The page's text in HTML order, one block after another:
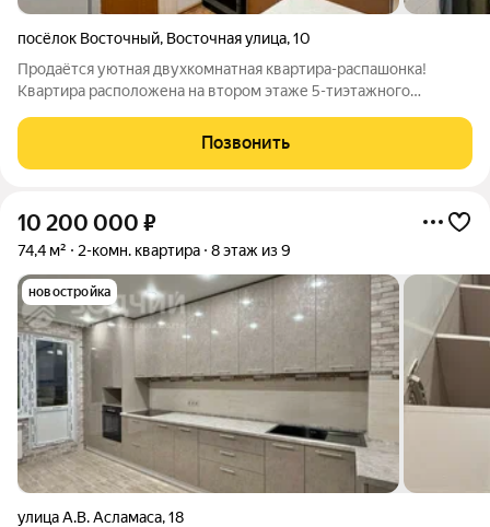
посёлок Восточный, Восточная улица,10
Продаётся уютная двухкомнатная квартира-распашонка!
Квартира расположена на втором этаже 5-тиэтажного
районе города Чебоксары в непосредственной близости от
реки Волга, что, несомненно,
Позвонить
10 200 000 ₽
74,4 м² 2-комн. квартира 8 этаж из 9
новостройка
улица А.В. Асламаса,18